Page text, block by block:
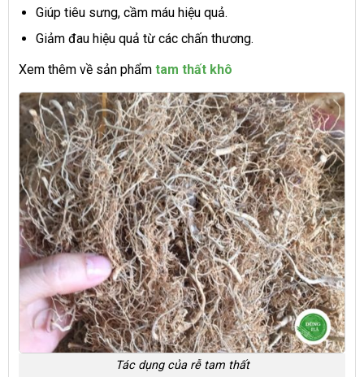
Giúp tiêu sưng, cầm máu hiệu quả.
Giảm đau hiệu quả từ các chấn thương.
Xem thêm về sản phẩm tam thất khô
Tác dụng của rễ tam thất